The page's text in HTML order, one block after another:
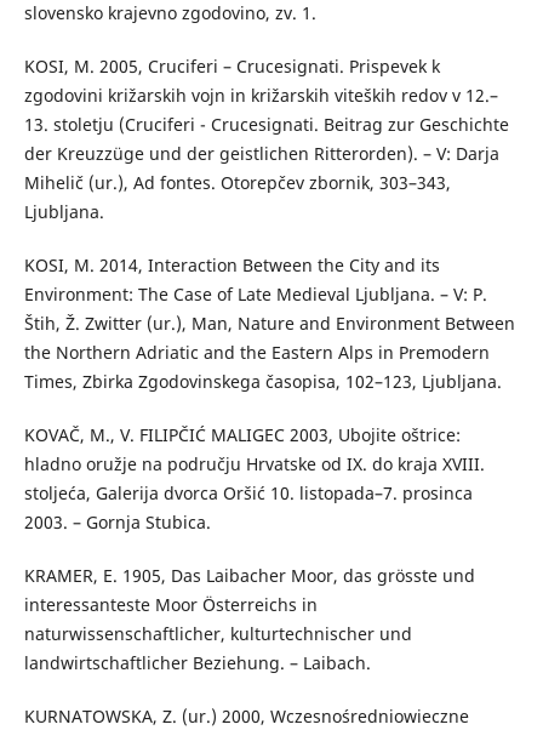
slovensko krajevno zgodovino, zv. 1.
KOSI, M. 2005, Cruciferi – Crucesignati. Prispevek k
zgodovini križarskih vojn in križarskih viteških redov v 12.–
13. stoletju (Cruciferi - Crucesignati. Beitrag zur Geschichte
der Kreuzzüge und der geistlichen Ritterorden). – V: Darja
Mihelič (ur.), Ad fontes. Otorepčev zbornik, 303–343,
Ljubljana.
KOSI, M. 2014, Interaction Between the City and its
Environment: The Case of Late Medieval Ljubljana. – V: P.
Štih, Ž. Zwitter (ur.), Man, Nature and Environment Between
the Northern Adriatic and the Eastern Alps in Premodern
Times, Zbirka Zgodovinskega časopisa, 102–123, Ljubljana.
KOVAČ, M., V. FILIPČIĆ MALIGEC 2003, Ubojite oštrice:
hladno oružje na području Hrvatske od IX. do kraja XVIII.
stoljeća, Galerija dvorca Oršić 10. listopada–7. prosinca
2003. – Gornja Stubica.
KRAMER, E. 1905, Das Laibacher Moor, das grösste und
interessanteste Moor Österreichs in
naturwissenschaftlicher, kulturtechnischer und
landwirtschaftlicher Beziehung. – Laibach.
KURNATOWSKA, Z. (ur.) 2000, Wczesnośredniowieczne